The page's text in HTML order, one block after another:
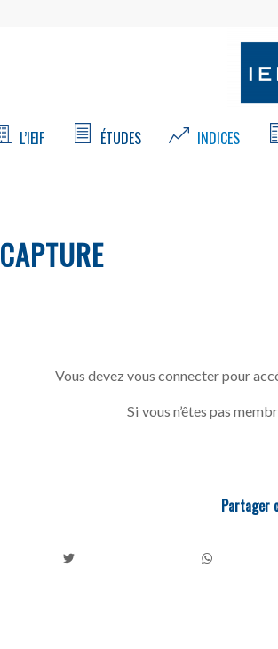
L’IEIF ÉTUDES INDICES
CAPTURE
Vous devez vous connecter pour
Si vous n’êtes pas
Partager